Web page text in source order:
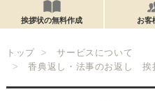
挨拶状の無料作成 お客
トップ
サービスについて
香典返し・法事のお返し 挨